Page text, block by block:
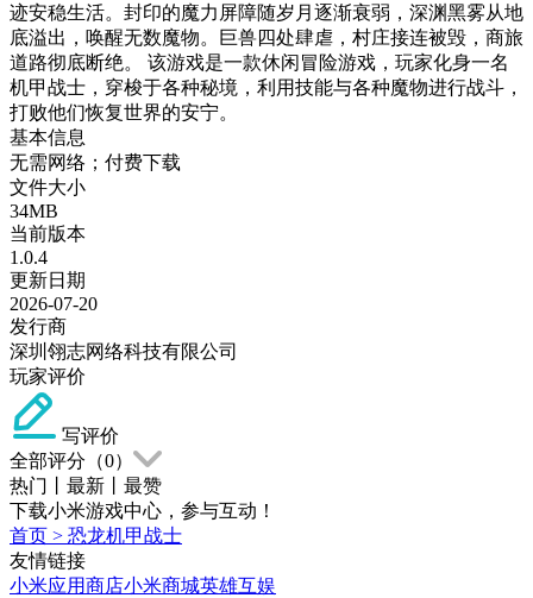
迹安稳生活。封印的魔力屏障随岁月逐渐衰弱，深渊黑雾从地
底溢出，唤醒无数魔物。巨兽四处肆虐，村庄接连被毁，商旅
道路彻底断绝。 该游戏是一款休闲冒险游戏，玩家化身一名
机甲战士，穿梭于各种秘境，利用技能与各种魔物进行战斗，
打败他们恢复世界的安宁。
基本信息
无需网络；付费下载
文件大小
34MB
当前版本
1.0.4
更新日期
2026-07-20
发行商
深圳翎志网络科技有限公司
玩家评价
写评价
全部评分（0）
热门
最新
最赞
下载小米游戏中心，参与互动！
首页 > 恐龙机甲战士
友情链接
小米应用商店小米商城英雄互娱